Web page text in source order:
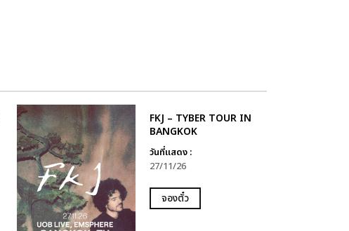
FKJ – TYBER TOUR IN
BANGKOK
วันที่แสดง :
27/11/26
จองตั๋ว